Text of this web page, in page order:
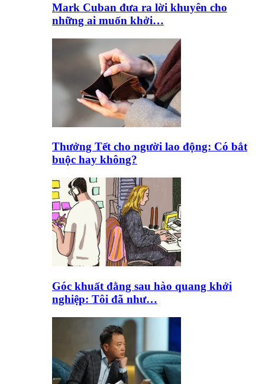
Mark Cuban đưa ra lời khuyên cho
những ai muốn khởi…
Thưởng Tết cho người lao động: Có bắt
buộc hay không?
Góc khuất đằng sau hào quang khởi
nghiệp: Tôi đã như…